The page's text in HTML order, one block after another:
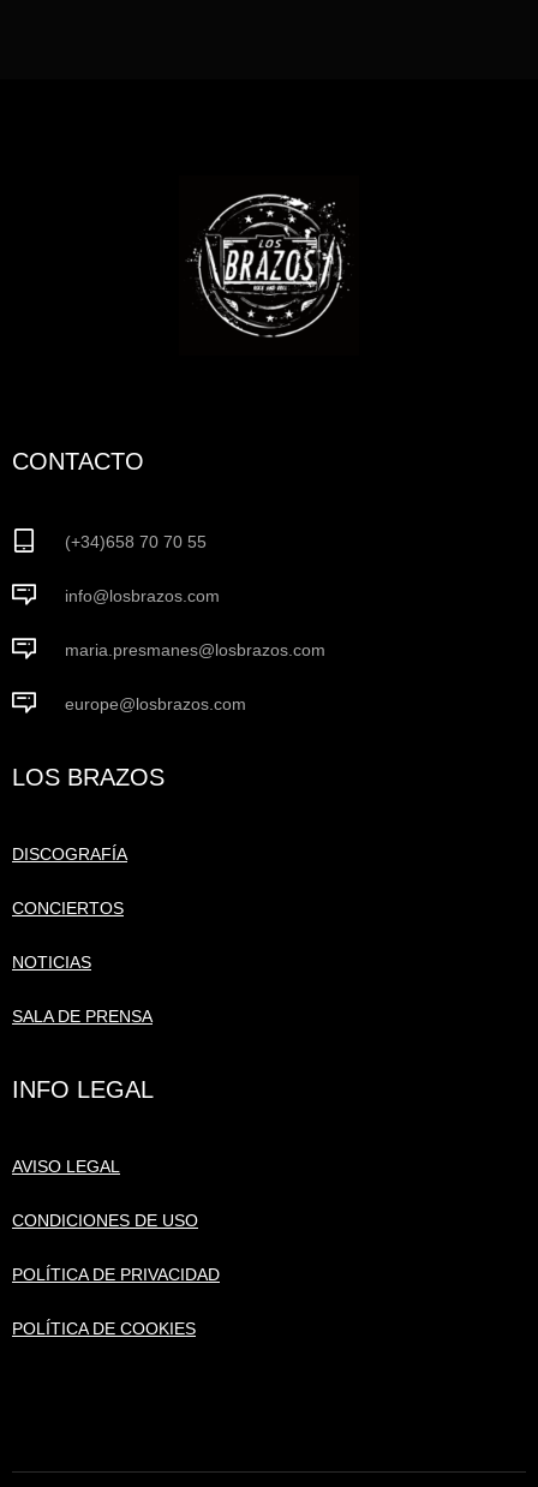
CONTACTO
(+34)658 70 70 55
info@losbrazos.com
maria.presmanes@losbrazos.com
europe@losbrazos.com
LOS BRAZOS
DISCOGRAFÍA
CONCIERTOS
NOTICIAS
SALA DE PRENSA
INFO LEGAL
AVISO LEGAL
CONDICIONES DE USO
POLÍTICA DE PRIVACIDAD
POLÍTICA DE COOKIES